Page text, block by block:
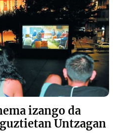
izango da
Untzagan